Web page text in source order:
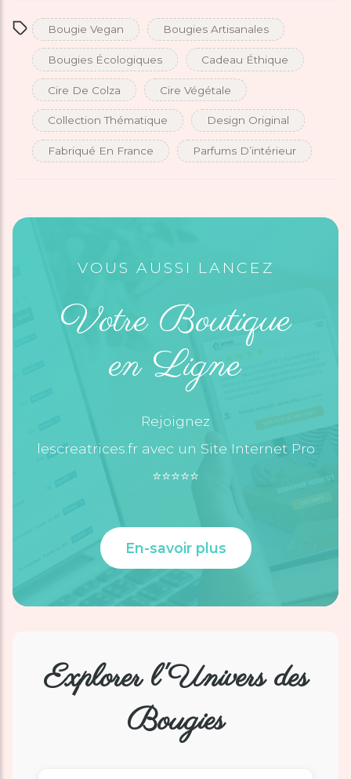
Bougie Vegan Bougies Artisanales
Bougies Écologiques Cadeau Éthique
Cire De Colza Cire Végétale
Collection Thématique Design Original
Fabriqué En France Parfums D’intérieur
VOUS AUSSI LANCEZ
Votre Boutique
en Ligne
Rejoignez
lescreatrices.fr avec un Site Internet Pro
⭐️⭐️⭐️⭐️⭐️
En-savoir plus
Explorer l'Univers des
Bougies